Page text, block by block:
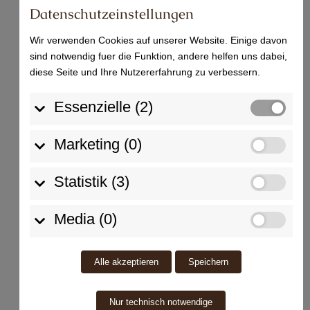
Datenschutzeinstellungen
Wir verwenden Cookies auf unserer Website. Einige davon
sind notwendig fuer die Funktion, andere helfen uns dabei,
diese Seite und Ihre Nutzererfahrung zu verbessern.
Essenzielle (2)
Marketing (0)
Statistik (3)
Media (0)
Alle akzeptieren Speichern
Nur technisch notwendige
Neueste Kommentare
Ein WordPress-KommentatorzuHallo Welt!
Schwarzwälder Buntsandstein
Steinbruch
Denkmalpflege